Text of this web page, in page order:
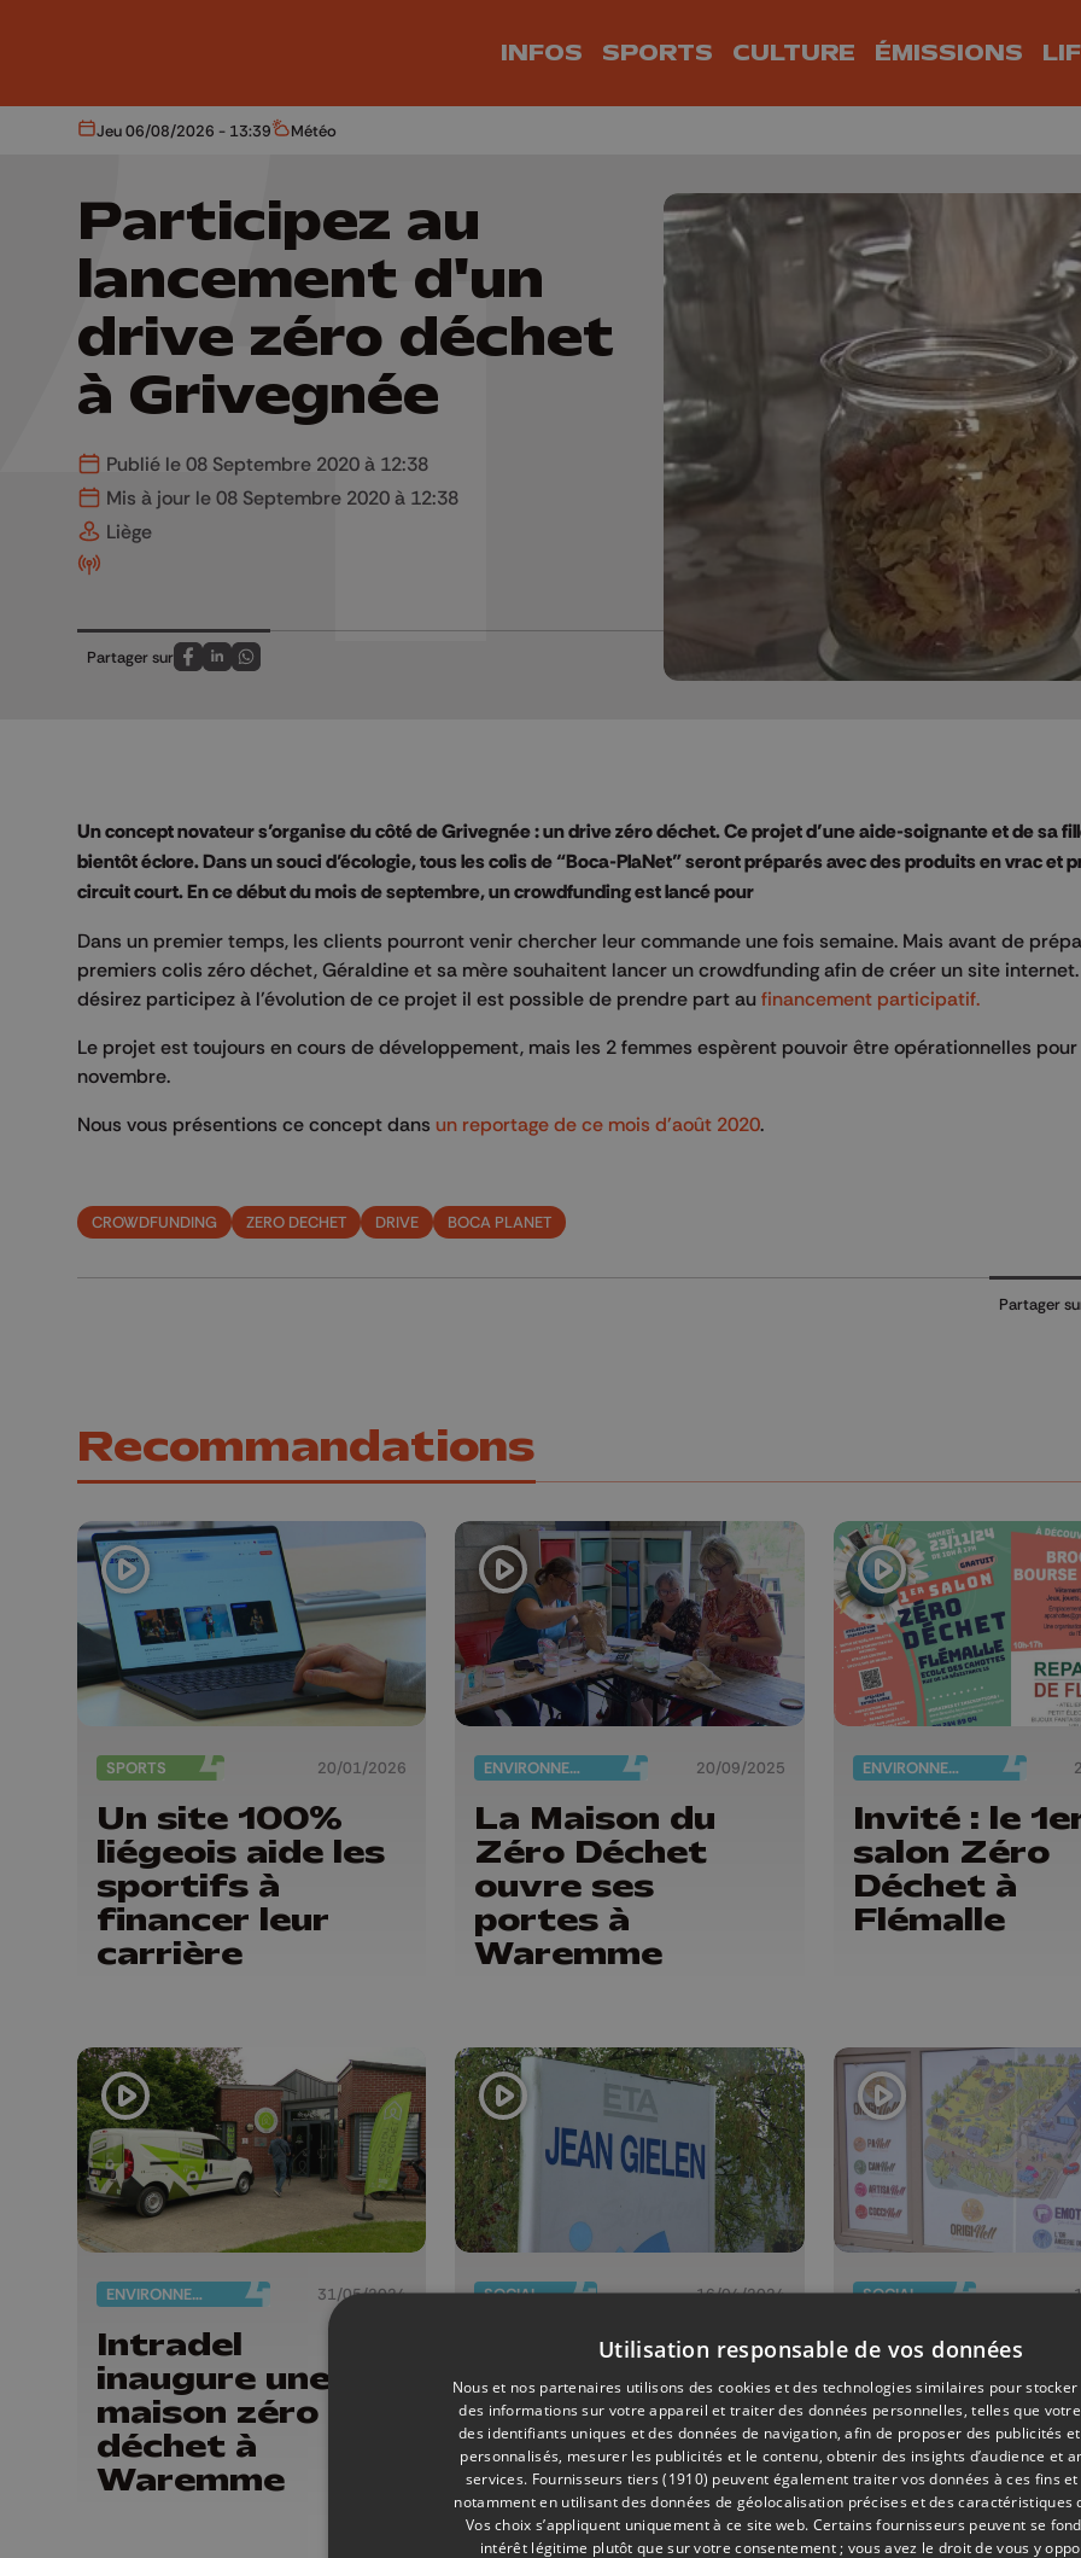
INFOS SPORTS CULTURE ÉMISSIONS
Aujourd'hui
Jeu 06/08/2026 - 13:39 Météo
Météo
Participez au
lancement d'un
drive zéro déchet
à Grivegnée
Publié le 08 Septembre 2020 à 12:38
Mis à jour le 08 Septembre 2020 à 12:38
Liège
Partager sur
Partagez sur FaceBook
Partagez sur LinkedIn
Partagez sur Whatsapp
Un concept novateur s’organise du côté de Grivegnée : un drive zéro déchet. Ce projet d’une aide-soignante et de sa
bientôt éclore. Dans un souci d’écologie, tous les colis de “Boca-PlaNet” seront préparés avec des produits en vrac et
circuit court. En ce début du mois de septembre, un crowdfunding est lancé pour
Dans un premier temps, les clients pourront venir chercher leur commande une fois semaine. Mais avant de
premiers colis zéro déchet, Géraldine et sa mère souhaitent lancer un crowdfunding afin de créer un site internet.
désirez participez à l'évolution de ce projet il est possible de prendre part au financement participatif.
Le projet est toujours en cours de développement, mais les 2 femmes espèrent pouvoir être opérationnelles
novembre.
Nous vous présentions ce concept dans un reportage de ce mois d'août 2020.
CROWDFUNDING ZERO DECHET DRIVE BOCA PLANET
Partager
Recommandations
SPORTS 20/01/2026
Un site 100%
liégeois aide les
sportifs à
financer leur
carrière
ENVIRONNEMENT 20/09/2025
La Maison du
Zéro Déchet
ouvre ses
portes à
Waremme
ENVIRONNEMENT
Invité : le
salon Zéro
Déchet à
Flémalle
ENVIRONNEMENT 31/05/2024
Intradel
inaugure une
maison zéro
déchet à
Waremme
SOCIAL 16/04/2024
ETA Jean Gielen:
un
crowdfunding
pour améliorer
les conditions de
travail
SOCIAL
Le rêve de
Ouffétois
leur fille,
porteuse
handicap
Utilisation responsable de vos données
Nous et nos partenaires utilisons des cookies et des technologies similaires pour
des informations sur votre appareil et traiter des données personnelles, telles que votre
des identifiants uniques et des données de navigation, afin de proposer des publicités
personnalisés, mesurer les publicités et le contenu, obtenir des insights d’audience et
services. Fournisseurs tiers (1910) peuvent également traiter vos données à ces fins et
notamment en utilisant des données de géolocalisation précises et des caractéristiques
Vos choix s’appliquent uniquement à ce site web. Certains fournisseurs peuvent se
intérêt légitime plutôt que sur votre consentement ; vous avez le droit de vous y